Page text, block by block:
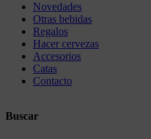
Novedades
Otras bebidas
Regalos
Hacer cervezas
Accesorios
Catas
Contacto
Buscar